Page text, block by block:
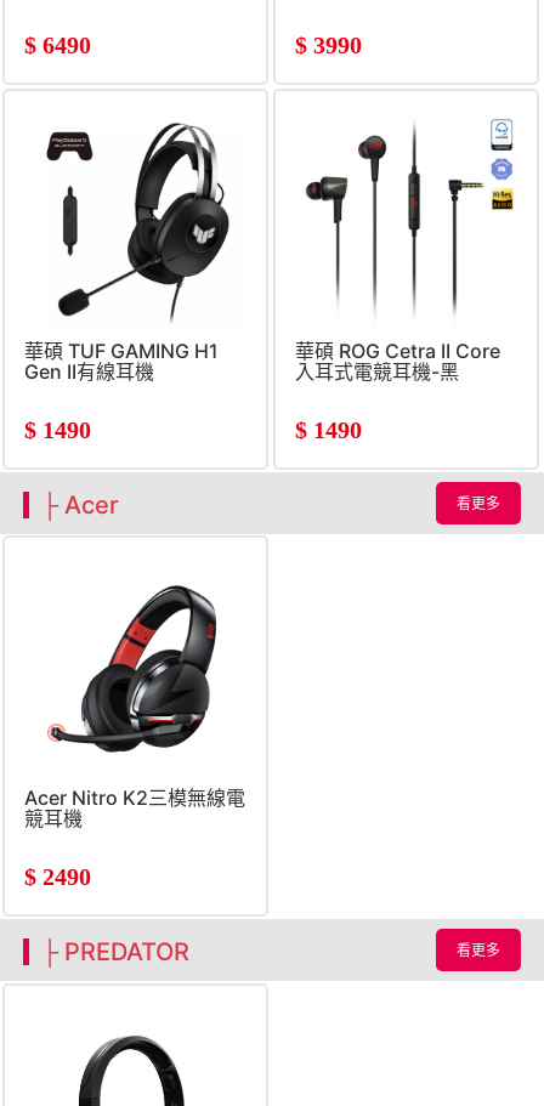
$ 6490 $ 3990
華碩 TUF GAMING H1
Gen II有線耳機
$ 1490
華碩 ROG Cetra II Core
入耳式電競耳機-黑
$ 1490
├ Acer 看更多
Acer Nitro K2三模無線電
競耳機
$ 2490
├ PREDATOR 看更多